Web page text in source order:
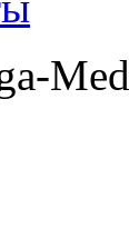
Med